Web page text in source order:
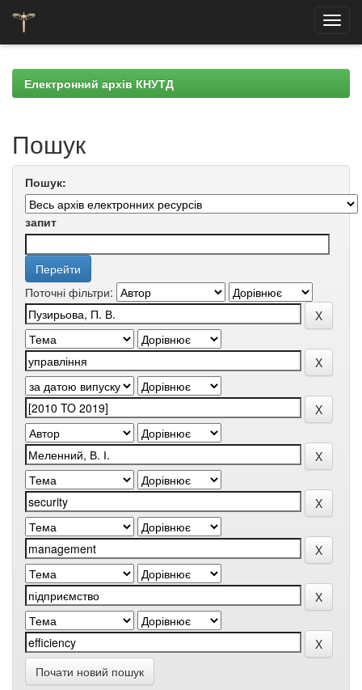
navigationЕлектронний архів КНУТД
Пошук
Пошук:
запит
Поточні фільтри:
Почати новий пошук